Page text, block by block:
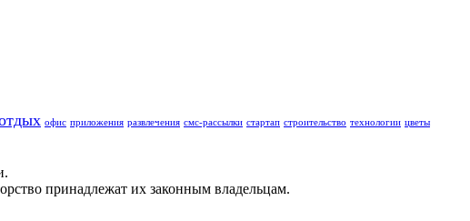
офис приложения развлечения смс-рассылки стартап строительство технологии цветы
принадлежат их законным владельцам.